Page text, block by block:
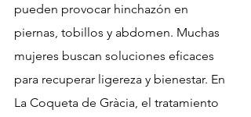
pueden provocar hinchazón en
piernas, tobillos y abdomen. Muchas
mujeres buscan soluciones eficaces
para recuperar ligereza y bienestar. En
La Coqueta de Gràcia, el tratamiento